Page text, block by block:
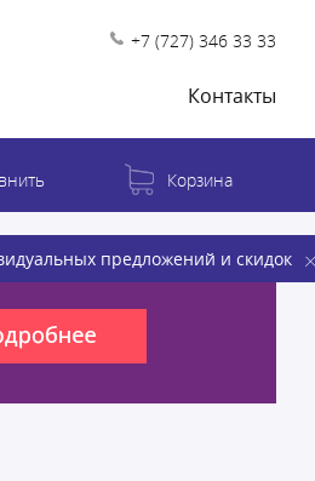
+7 (727) 346 33 33
Контакты
предложений и скидок
Корзина